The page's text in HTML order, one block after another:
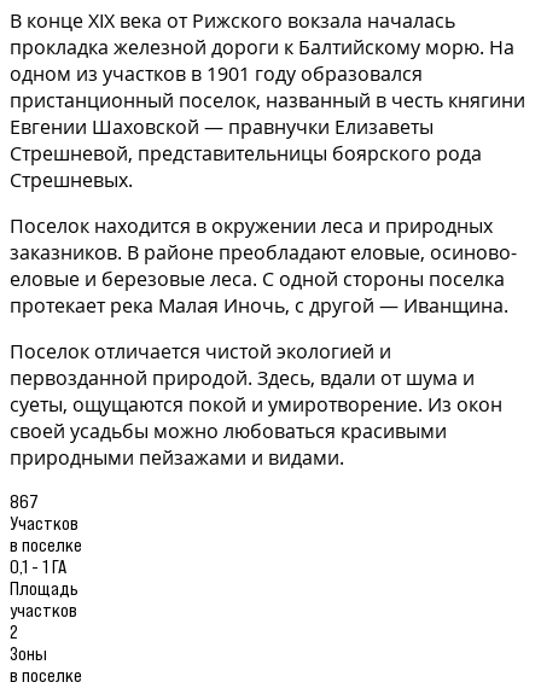
В конце XIX века от Рижского вокзала началась
прокладка железной дороги к Балтийскому морю. На
одном из участков в 1901 году образовался
пристанционный поселок, названный в честь княгини
Евгении Шаховской — правнучки Елизаветы
Стрешневой, представительницы боярского рода
Стрешневых.
Поселок находится в окружении леса и природных
заказников. В районе преобладают еловые, осиново-
еловые и березовые леса. С одной стороны поселка
протекает река Малая Иночь, с другой — Иванщина.
Поселок отличается чистой экологией и
первозданной природой. Здесь, вдали от шума и
суеты, ощущаются покой и умиротворение. Из окон
своей усадьбы можно любоваться красивыми
природными пейзажами и видами.
867
Участков
в поселке
0,1 - 1 ГА
Площадь
участков
2
Зоны
в поселке